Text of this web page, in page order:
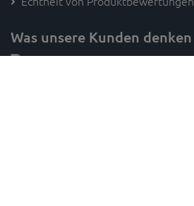
Was unsere Kunden denken